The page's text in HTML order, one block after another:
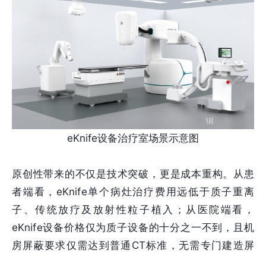
eKnife设备治疗室场景示意图
原创性带来的不仅是技术突破，更是成本重构。从患
者端看，eKnife单个病灶治疗费用远低于质子重离
子、传统放疗及放射性粒子植入；从医院端看，
eKnife设备价格仅为质子设备的十分之一不到，且机
房屏蔽要求仅需达到普通CT标准，无需专门建造屏